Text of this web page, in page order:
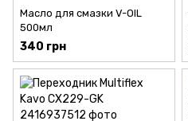
Масло для смазки V-OIL
500мл
340 грн